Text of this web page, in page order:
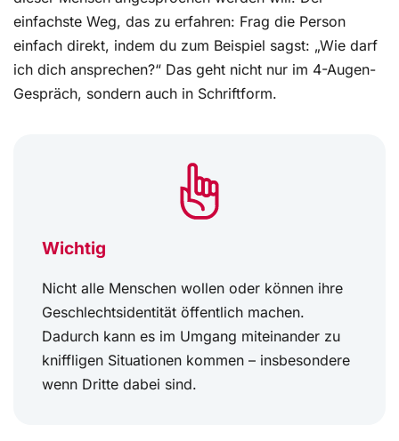
einfachste Weg, das zu erfahren: Frag die Person
einfach direkt, indem du zum Beispiel sagst: „Wie darf
ich dich ansprechen?“ Das geht nicht nur im 4-Augen-
Gespräch, sondern auch in Schriftform.
Wichtig
Nicht alle Menschen wollen oder können ihre
Geschlechtsidentität öffentlich machen.
Dadurch kann es im Umgang miteinander zu
kniffligen Situationen kommen – insbesondere
wenn Dritte dabei sind.